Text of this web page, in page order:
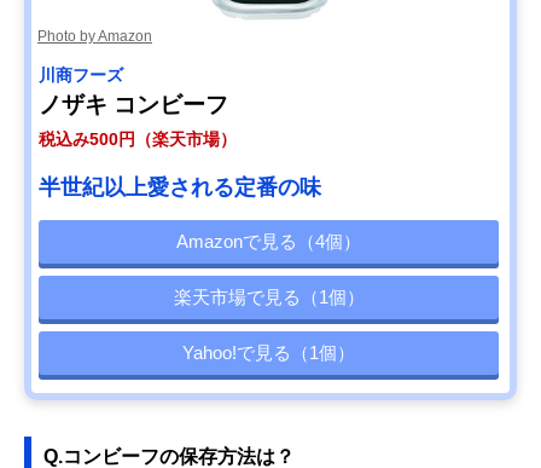
Photo by Amazon
川商フーズ
ノザキ コンビーフ
税込み500円（楽天市場）
半世紀以上愛される定番の味
Amazonで見る（4個）
楽天市場で見る（1個）
Yahoo!で見る（1個）
Q.コンビーフの保存方法は？